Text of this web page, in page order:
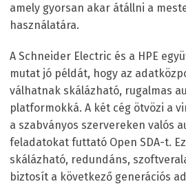
amely gyorsan akar átállni a
használatára.
A Schneider Electric és a HPE
mutat jó példát, hogy az
válhatnak skálázható, rugalmas
platformokká. A két cég ötvözi a
a szabványos szervereken valós
feladatokat futtató Open SDA-t.
skálázható, redundáns,
biztosít a következő generációs